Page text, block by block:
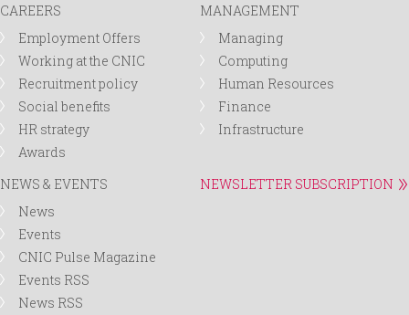
CAREERS
Employment Offers
Working at the CNIC
Recruitment policy
Social benefits
HR strategy
Awards
MANAGEMENT
Managing
Computing
Human Resources
Finance
Infrastructure
NEWS & EVENTS
News
Events
CNIC Pulse Magazine
Events RSS
News RSS
NEWSLETTER SUBSCRIPTION